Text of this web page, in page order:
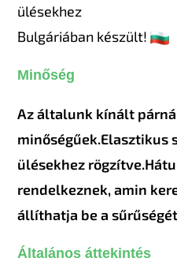
ülésekhez
Bulgáriában készült!
Minőség
Az általunk kínált
minőségűek.Elasztikus
ülésekhez rögzítve.
rendelkeznek, amin
állíthatja be a
Általános áttekintés